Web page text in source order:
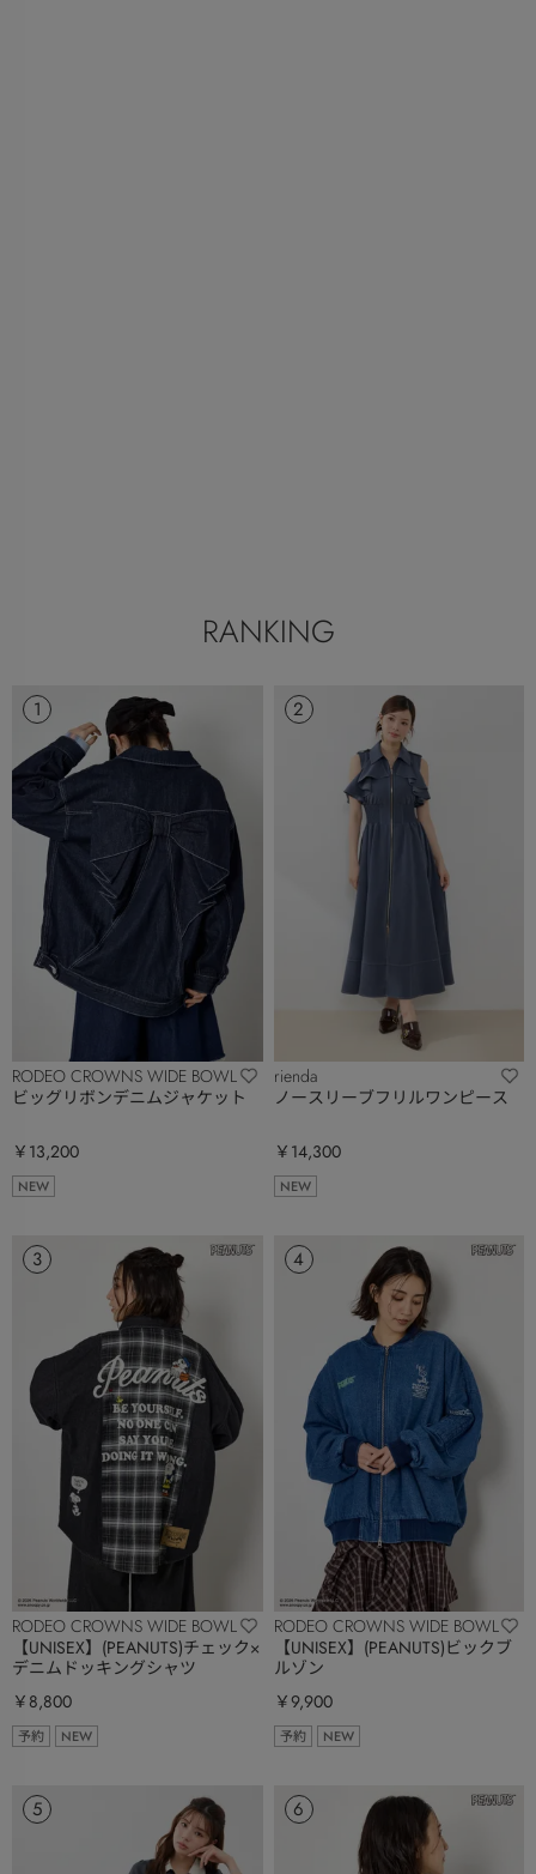
RANKING
1
RODEO CROWNS WIDE BOWL
ビッグリボンデニムジャケット
￥13,200
NEW
2
rienda
ノースリーブフリルワンピース
￥14,300
NEW
3
RODEO CROWNS WIDE BOWL
【UNISEX】(PEANUTS)チェック×
デニムドッキングシャツ
￥8,800
予約 NEW
4
RODEO CROWNS WIDE BOWL
【UNISEX】(PEANUTS)ビックブ
ルゾン
￥9,900
予約 NEW
5 6